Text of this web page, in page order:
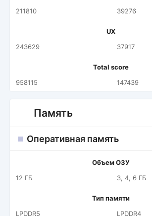
211810
39276
UX
243629
37917
Total score
958115
147439
Память
Оперативная память
Объем ОЗУ
12 ГБ
3, 4, 6 ГБ
Тип памяти
LPDDR5
LPDDR4